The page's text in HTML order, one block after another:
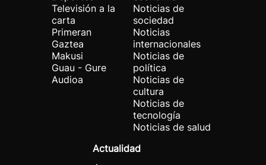
Televisión a la
carta
Primeran
Gaztea
Makusi
Guau - Gure
Audioa
Noticias de
sociedad
Noticias
internacionales
Noticias de
política
Noticias de
cultura
Noticias de
tecnología
Noticias de salud
Actualidad